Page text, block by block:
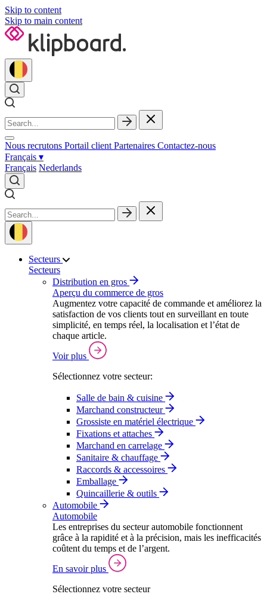
Skip to content
Skip to main content
Nous recrutons Portail client Partenaires Contactez‑nous
Français ▾
Français Nederlands
Secteurs
Secteurs
Distribution en gros
Aperçu du commerce de gros
Augmentez votre capacité de commande et améliorez la
satisfaction de vos clients tout en surveillant en toute
simplicité, en temps réel, la localisation et l’état de
chaque article.
Voir plus
Sélectionnez votre secteur:
Salle de bain & cuisine
Marchand constructeur
Grossiste en matériel électrique
Fixations et attaches
Marchand en carrelage
Sanitaire & chauffage
Raccords & accessoires
Emballage
Quincaillerie & outils
Automobile
Automobile
Les entreprises du secteur automobile fonctionnent
grâce à la rapidité et à la précision, mais les inefficacités
coûtent du temps et de l’argent.
En savoir plus
Sélectionnez votre secteur